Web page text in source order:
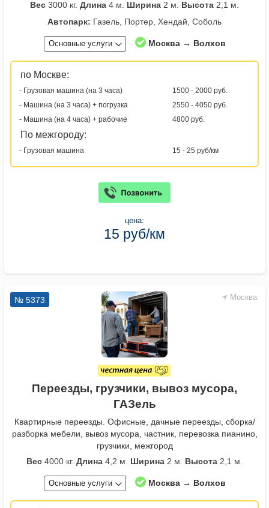
Вес 3000 кг. Длина 4 м. Ширина 2 м. Высота 2,1 м.
Автопарк: Газель, Портер, Хендай, Соболь
Основные услуги Москва → Волхов
по Москве:
- Грузовая машина (на 3 часа)
1500 - 2000 руб.
- Машина (на 3 часа) + погрузка
2550 - 4050 руб.
- Машина (на 4 часа) + рабочие
4800 руб.
По межгороду:
- Грузовая машина 15 - 25 руб/км
цена:
15 руб/км
Москва
№ 5373
Переезды, грузчики, вывоз мусора,
ГАЗель
Квартирные переезды. Офисные, дачные переезды, сборка/
разборка мебели, вывоз мусора, частник, перевозка пианино,
грузчики, межгород
Вес 4000 кг. Длина 4,2 м. Ширина 2 м. Высота 2,1 м.
Основные услуги Москва → Волхов